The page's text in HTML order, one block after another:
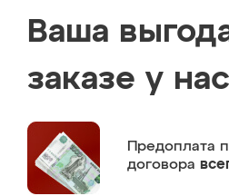
Ваша
заказе у нас
Предоплата
договора